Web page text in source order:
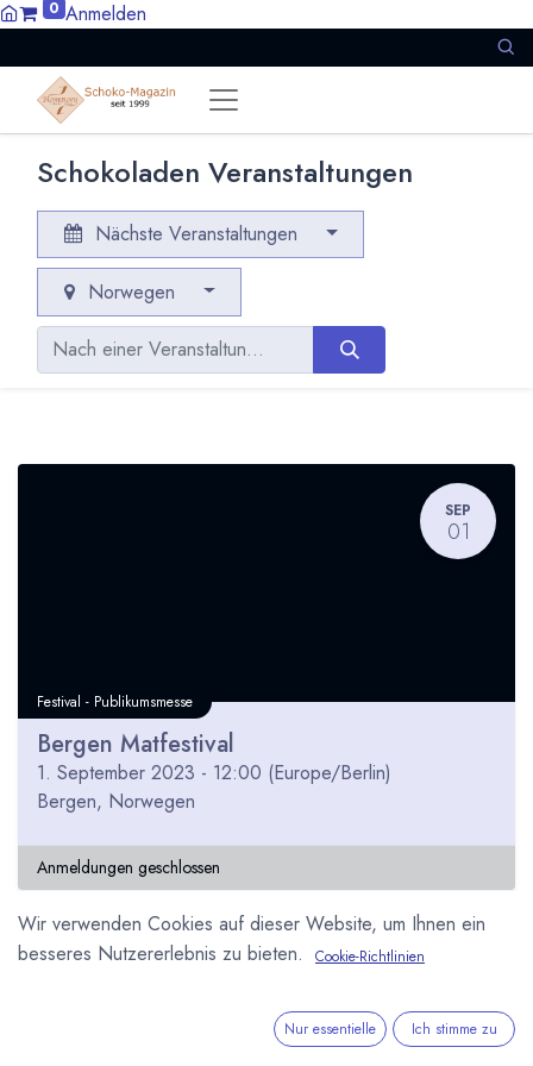
0 Anmelden
Schokoladen Veranstaltungen
Nächste Veranstaltungen
Norwegen
SEP
01
Festival - Publikumsmesse
Bergen Matfestival
1. September 2023 - 12:00 (Europe/Berlin)
Bergen, Norwegen
Anmeldungen geschlossen
Wir verwenden Cookies auf dieser Website, um Ihnen ein
besseres Nutzererlebnis zu bieten.
Cookie-Richtlinien
Nur essentielle Ich stimme zu